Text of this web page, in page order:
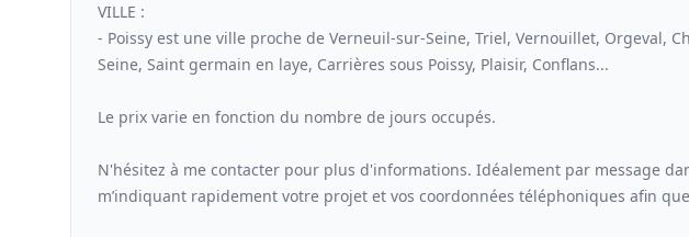
VILLE :
- Poissy est une ville proche de Verneuil-sur-Seine, Triel, Vernouillet, Orgeval,
Seine, Saint germain en laye, Carrières sous Poissy, Plaisir, Conflans...
Le prix varie en fonction du nombre de jours occupés.
N'hésitez à me contacter pour plus d'informations. Idéalement par message
m’indiquant rapidement votre projet et vos coordonnées téléphoniques afin